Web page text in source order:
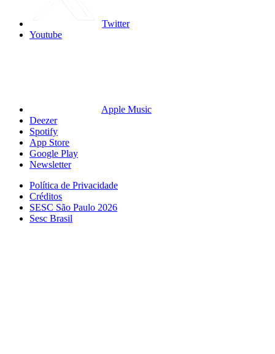
Twitter
Youtube
Apple Music
Deezer
Spotify
App Store
Google Play
Newsletter
Política de Privacidade
Créditos
SESC São Paulo 2026
Sesc Brasil